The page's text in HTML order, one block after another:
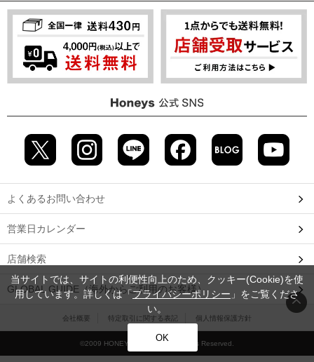
よくあるお問い合わせ
営業日カレンダー
店舗検索
GLOBAL GUIDE（海外からご利用のお客様）
会社概要 特定取引に関する表記 個人情報保護方針
©2009 HONEYS CO., LTD. All Rights Reserved.
当サイトでは、サイトの利便性向上のため、クッキー(Cookie)を使
用しています。詳しくは「プライバシーポリシー 」をご覧くださ
い。
OK